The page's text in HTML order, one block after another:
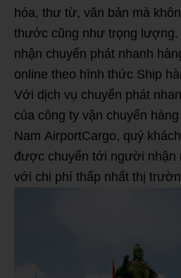
hóa, thư từ, văn bản mà
thước cũng như trọng lượng.
nhận chuyển phát nhanh
online theo hình thức Ship
Với dịch vụ chuyển phát
của công ty vận chuyển
Nam AirportCargo, quý
được chuyển tới người nhận
với chi phí thấp nhất thị